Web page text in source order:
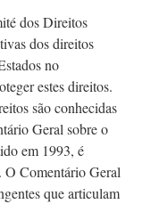
dos Direitos
dos direitos
no
estes direitos.
são conhecidas
Geral sobre o
em 1993, é
. O Comentário Geral
que articulam